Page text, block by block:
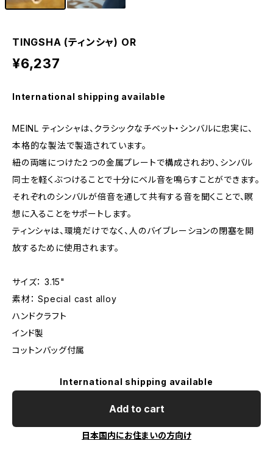
TINGSHA (ティンシャ) OR
¥6,237
International shipping available
MEINL ティンシャは、クラシックなチベット・シンバルに忠実に、
本格的な製法で製造されています。
紐の両端につけた２つの金属プレートで構成されおり、シンバル
同士を軽くぶつけることで十分にベル音を鳴らすことができます。
それぞれのシンバルが倍音を通して共有する音を聞くことで、瞑
想に入ることをサポートします。
ティンシャは、環境だけでなく、人のバイブレーションの閉塞を開
放するために使用されます。
サイズ： 3.15"
素材： Special cast alloy
ハンドクラフト
インド製
コットンバッグ付属
International shipping available
Add to cart
日本国内にお住まいの方向け